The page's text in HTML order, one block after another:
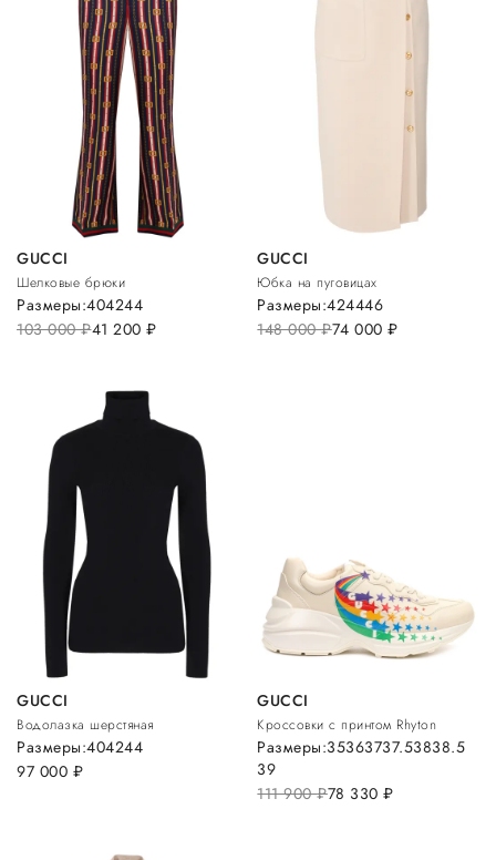
GUCCI
Шелковые брюки
103 000руб.41 200 руб.
Размеры:404244
GUCCI
Юбка на пуговицах
148 000руб.74 000руб.
Размеры:424446
GUCCI
Водолазка шерстяная
97 000 руб.
Размеры:404244
GUCCI
Кроссовки с принтом Rhyton
111 900руб.78 330руб.
Размеры:35363737.53838.5
39